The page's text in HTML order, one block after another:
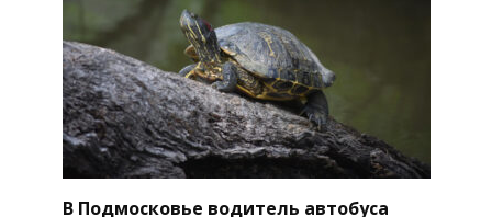
В Подмосковье водитель автобуса